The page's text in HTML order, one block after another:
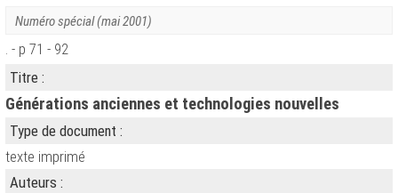
Numéro spécial (mai 2001)
. - p 71 - 92
Titre :
Générations anciennes et technologies nouvelles
Type de document :
texte imprimé
Auteurs :